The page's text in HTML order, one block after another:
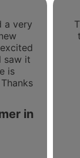
a very
saw it
is
in